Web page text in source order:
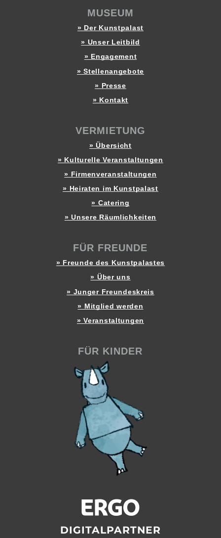
MUSEUM
» Der Kunstpalast
» Unser Leitbild
» Engagement
» Stellenangebote
» Presse
» Kontakt
VERMIETUNG
» Übersicht
» Kulturelle Veranstaltungen
» Firmenveranstaltungen
» Heiraten im Kunstpalast
» Catering
» Unsere Räumlichkeiten
FÜR FREUNDE
» Freunde des Kunstpalastes
» Über uns
» Junger Freundeskreis
» Mitglied werden
» Veranstaltungen
FÜR KINDER
DIGITALPARTNER